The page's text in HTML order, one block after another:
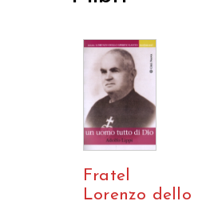
Fratel
Lorenzo dello